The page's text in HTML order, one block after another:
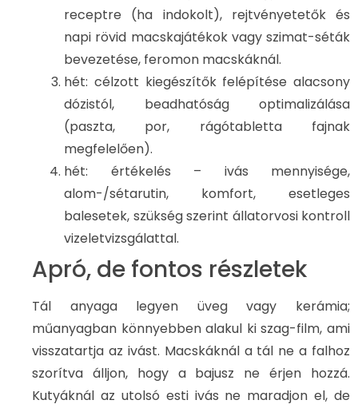
receptre (ha indokolt), rejtvényetetők és
napi rövid macskajátékok vagy szimat-séták
bevezetése, feromon macskáknál.
hét: célzott kiegészítők felépítése alacsony
dózistól, beadhatóság optimalizálása
(paszta, por, rágótabletta fajnak
megfelelően).
hét: értékelés – ivás mennyisége,
alom-/sétarutin, komfort, esetleges
balesetek, szükség szerint állatorvosi kontroll
vizeletvizsgálattal.
Apró, de fontos részletek
Tál anyaga legyen üveg vagy kerámia;
műanyagban könnyebben alakul ki szag-film, ami
visszatartja az ivást. Macskáknál a tál ne a falhoz
szorítva álljon, hogy a bajusz ne érjen hozzá.
Kutyáknál az utolsó esti ivás ne maradjon el, de